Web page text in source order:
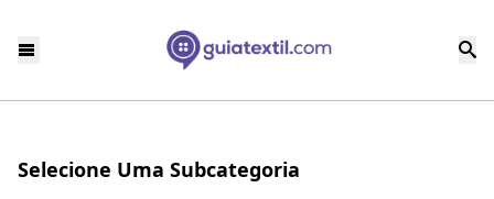
Selecione Uma Subcategoria